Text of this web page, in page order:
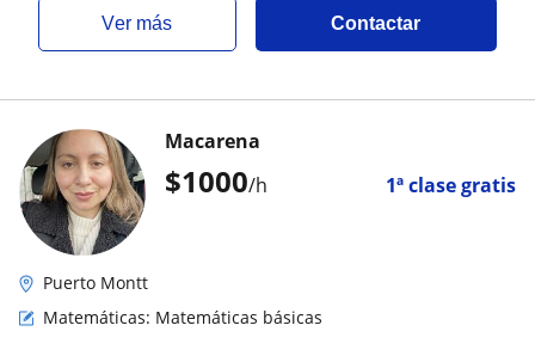
ver más Contactar
$1000/h 1ª clase gratis
Macarena
Puerto Montt
Matemáticas: Matemáticas básicas